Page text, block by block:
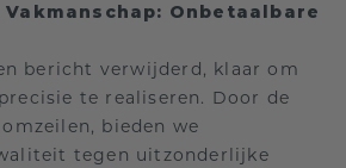
Onbetaalbare
bericht verwijderd, klaar om
te realiseren. Door de
bieden we
tegen uitzonderlijke